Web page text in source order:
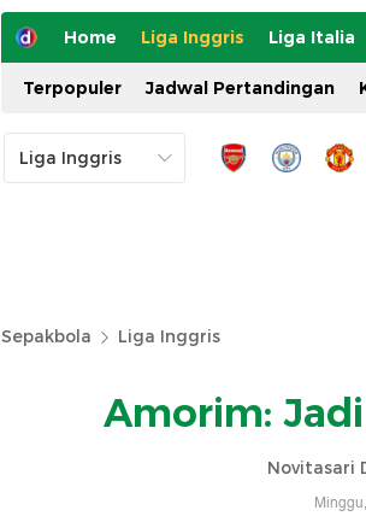
Home Liga Inggris Liga Italia
Terpopuler Jadwal Pertandingan
Sepakbola Liga Inggris
Amorim:
Novitasari